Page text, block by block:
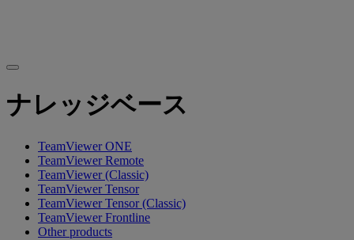
ナレッジベース
TeamViewer ONE
TeamViewer Remote
TeamViewer (Classic)
TeamViewer Tensor
TeamViewer Tensor (Classic)
TeamViewer Frontline
Other products